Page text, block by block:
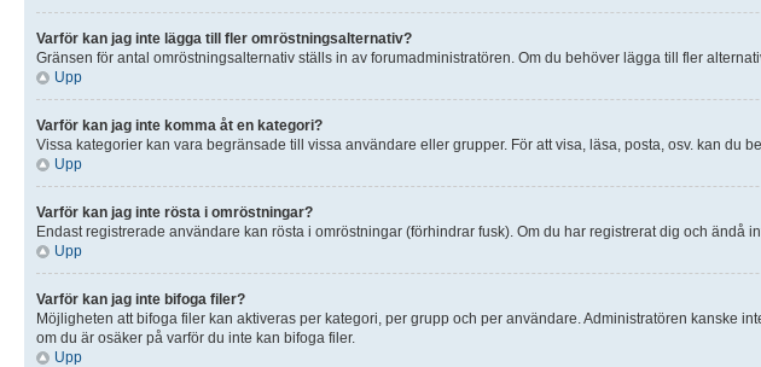
Varför kan jag inte lägga till fler omröstningsalternativ?
Gränsen för antal omröstningsalternativ ställs in av forumadministratören. Om du behöver lägga till fler
Upp
Varför kan jag inte komma åt en kategori?
Vissa kategorier kan vara begränsade till vissa användare eller grupper. För att visa, läsa, posta, osv. kan du
Upp
Varför kan jag inte rösta i omröstningar?
Endast registrerade användare kan rösta i omröstningar (förhindrar fusk). Om du har registrerat dig och ändå
Upp
Varför kan jag inte bifoga filer?
Möjligheten att bifoga filer kan aktiveras per kategori, per grupp och per användare. Administratören kanske
om du är osäker på varför du inte kan bifoga filer.
Upp